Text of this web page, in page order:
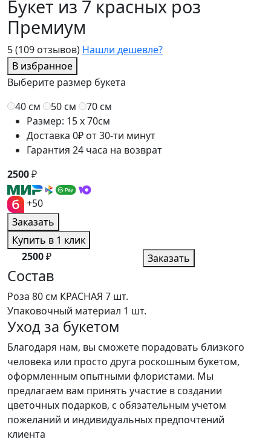
5(109 отзывов) Нашли дешевле?
В избранное
Букет из 7 красных роз
Премиум
Выберите размер букета
40 см
50 см
70 см
Размер: 15 x 70см
Доставка 0₽ от 30-ти минут
Гарантия 24 часа на возврат
2500₽
+50
Заказать
Купить в 1 клик
2500₽ Заказать
Состав
Роза 80 см КРАСНАЯ 7 шт.
Упаковочный материал 1 шт.
Уход за букетом
Благодаря нам, вы сможете порадовать близкого
человека или просто друга роскошным букетом,
оформленным опытными флористами. Мы
предлагаем вам принять участие в создании
цветочных подарков, с обязательным учетом
пожеланий и индивидуальных предпочтений
клиента